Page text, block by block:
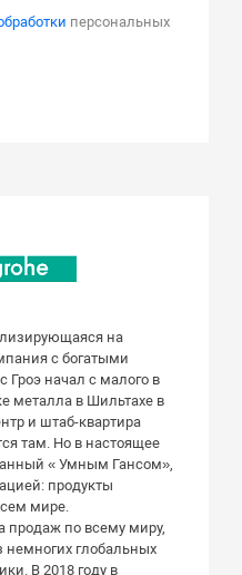
персональных
на
с богатыми
Гроэ начал с малого в
металла в Шильтахе в
и штаб-квартира
там. Но в настоящее
« Умным Гансом»,
продукты
мире.
продаж по всему миру,
немногих глобальных
В 2018 году в